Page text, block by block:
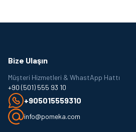
Bize Ulaşın
Müşteri Hizmetleri & WhastApp Hattı
+90 (501) 555 93 10
+905015559310
info@pomeka.com